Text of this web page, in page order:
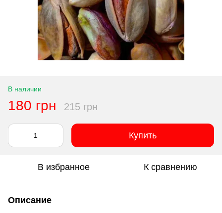
В наличии
180 грн 215 грн
Купить
В избранное К сравнению
Описание